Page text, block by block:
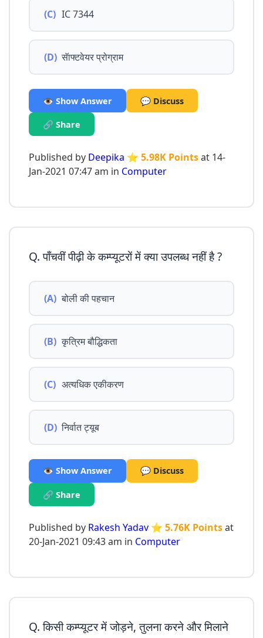
(C) IC 7344
(D) सॅाफ्टवेयर प्रोग्राम
👁️ Show Answer 💬 Discuss
🔗 Share
Published by Deepika ⭐ 5.98K Pointsat 14-
Jan-2021 07:47 am in Computer
Q. पाँचवीं पीढ़ी के कम्प्यूटरों में क्या उपलब्ध नहीं है ?
(A) बोली की पहचान
(B) कृत्रिम बौद्धिकता
(C) अत्यधिक एकीकरण
(D) निर्वात ट्यूब
👁️ Show Answer 💬 Discuss
🔗 Share
Published by Rakesh Yadav ⭐ 5.76K Pointsat
20-Jan-2021 09:43 am in Computer
Q. किसी कम्प्यूटर में जोड़ने, तुलना करने और मिलाने